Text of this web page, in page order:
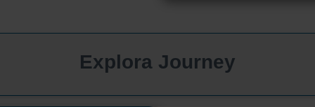
Explora Journey